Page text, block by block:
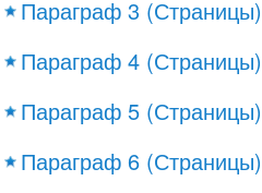
Параграф 3
Параграф 4
Параграф 5
Параграф 6